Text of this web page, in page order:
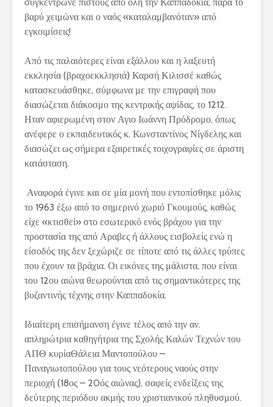
βαρύ χειμώνα και ο ναός «καταλαμβανόταν» από
εγκοιμίσεις!
Από τις παλαιότερες είναι εξάλλου και η λαξευτή
εκκλησία (βραχοεκκλησιά) Καρσή Κιλισσέ καθώς
κατασκευάσθηκε, σύμφωνα με την επιγραφή που
διασώζεται διάκοσμο της κεντρικής αψίδας, το 1212.
Ηταν αφιερωμένη στον Αγιο Ιωάννη Πρόδρομο, όπως
ανέφερε ο εκπαιδευτικός κ. Κωνσταντίνος Νίγδελης και
διασώζει ως σήμερα εξαιρετικές τοιχογραφίες σε άριστη
κατάσταση.
Αναφορά έγινε και σε μία μονή που εντοπίσθηκε μόλις
το 1963 έξω από το σημερινό χωριό Γκουμούς, καθώς
είχε «κτισθεί» στο εσωτερικό ενός βράχου για την
προστασία της από Αραβες ή άλλους εισβολείς ενώ η
είσοδός της δεν ξεχώριζε σε τίποτε από τις άλλες τρύπες
που έχουν τα βράχια. Οι εικόνες της μάλιστα, που είναι
του 12ου αιώνα θεωρούνται από τις σημαντικότερες της
βυζαντινής τέχνης στην Καππαδοκία.
Ιδιαίτερη επισήμανση έγινε τέλος από την αν.
απληρώτρια καθηγήτρια της Σχολής Καλών Τεχνών του
ΑΠΘ κυρίαΘάλεια Μαντοπούλου –
Παναγιωτοπούλου για τους νεότερους ναούς στην
περιοχή (18ος – 20ός αιώνας), σαφείς ενδείξεις της
δεύτερης περιόδου ακμής του χριστιανικού πληθυσμού.